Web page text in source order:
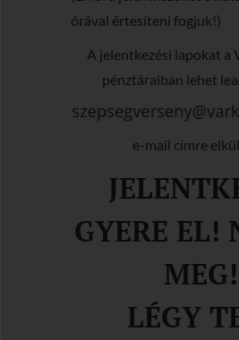
órával értesíteni fogjuk!)
A jelentkezési lapokat a
pénztáraiban lehet
e-mail címre
GYERE EL!
MEG!
LÉGY